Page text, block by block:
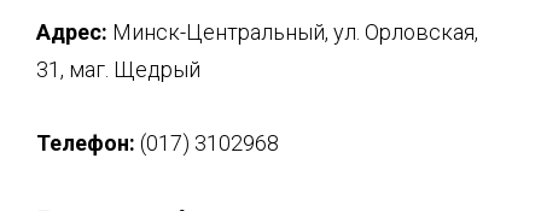
Адрес: Минск-Центральный, ул. Орловская,
31, маг. Щедрый
Телефон: (017) 3102968